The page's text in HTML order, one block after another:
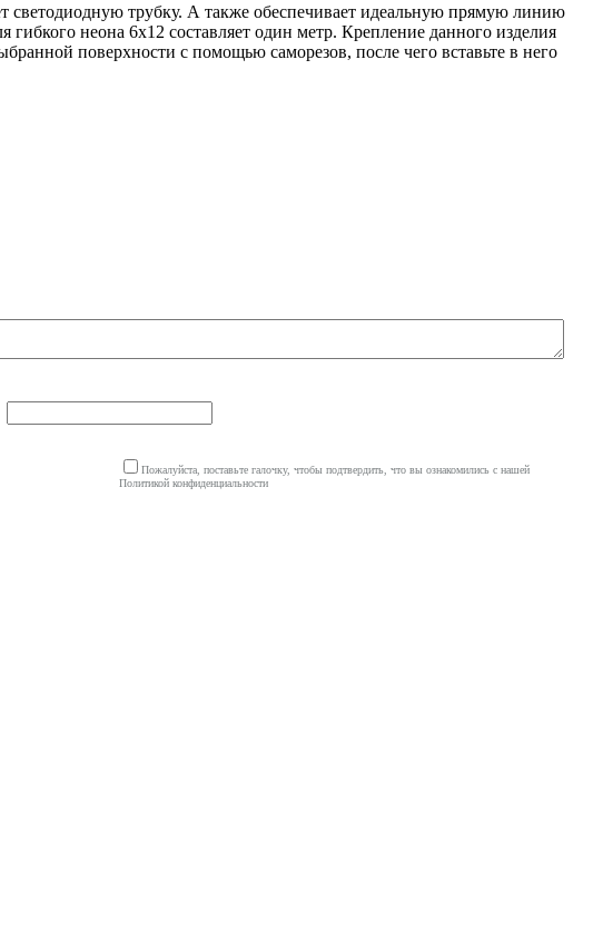
светодиодную трубку. А также обеспечивает идеальную прямую линию
неона 6х12 составляет один метр. Крепление данного изделия
поверхности с помощью саморезов, после чего вставьте в него
Пожалуйста, поставьте галочку, чтобы подтвердить, что вы ознакомились с нашей
Политикой конфиденциальности